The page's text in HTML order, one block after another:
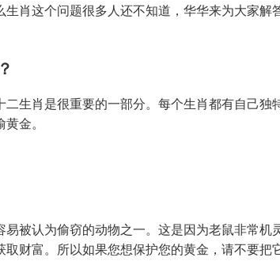
生肖这个问题很多人还不知道，华华来为大家解
二生肖是很重要的一部分。每个生肖都有自己独
金。
易被认为偷窃的动物之一。这是因为老鼠非常机
财富。所以如果您想保护您的黄金，请不要把